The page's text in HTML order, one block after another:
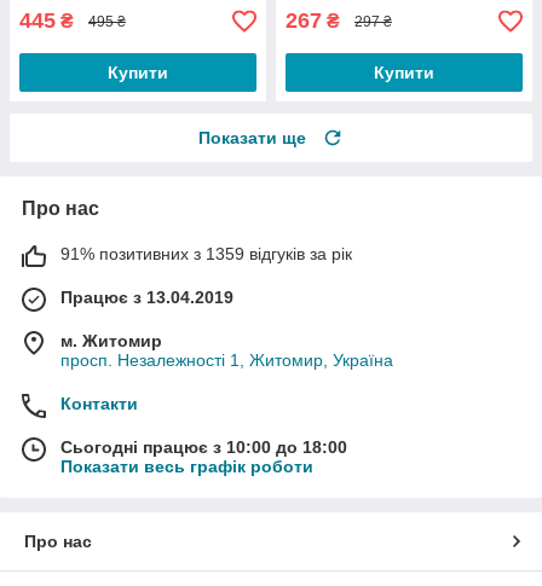
445 ₴ 495 ₴
Купити
267 ₴ 297 ₴
Купити
Показати ще
Про нас
91% позитивних з 1359 відгуків за рік
Працює з 13.04.2019
м. Житомир
просп. Незалежності 1, Житомир, Україна
Контакти
Сьогодні працює з 10:00 до 18:00
Показати весь графік роботи
Про нас